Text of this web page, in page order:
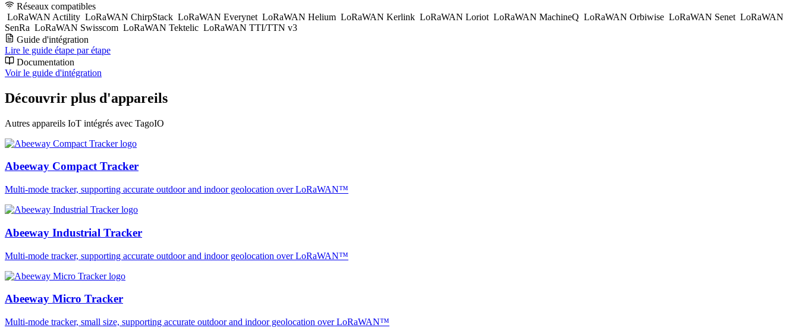
Réseaux compatibles
LoRaWAN Actility LoRaWAN ChirpStack LoRaWAN Everynet LoRaWAN Helium LoRaWAN Kerlink LoRaWAN Loriot LoRaWAN MachineQ LoRaWAN Orbiwise LoRaWAN Senet LoRaWAN
SenRa LoRaWAN Swisscom LoRaWAN Tektelic LoRaWAN TTI/TTN v3
Guide d'intégration
Lire le guide étape par étape
Documentation
Voir le guide d'intégration
Découvrir plus d'appareils
Autres appareils IoT intégrés avec TagoIO
Abeeway Compact Tracker
Multi-mode tracker, supporting accurate outdoor and indoor geolocation over LoRaWAN™
Abeeway Industrial Tracker
Multi-mode tracker, supporting accurate outdoor and indoor geolocation over LoRaWAN™
Abeeway Micro Tracker
Multi-mode tracker, small size, supporting accurate outdoor and indoor geolocation over LoRaWAN™